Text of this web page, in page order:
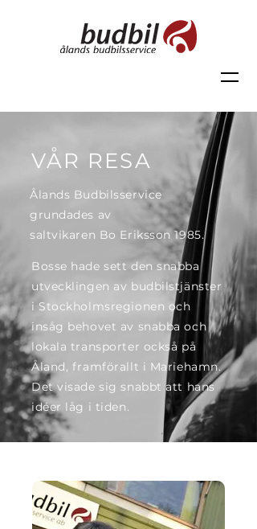
VÅR RESA
Ålands Budbilsservice
grundades av
saltvikaren Bo Eriksson 1985.
Bosse hade sett den snabba
utvecklingen av budbilstjänster
i Stockholmsregionen och
insåg behovet av snabba och
lokala transporter också på
Åland, framförallt i Mariehamn.
Det visade sig snabbt att hans
idéer låg i tiden.